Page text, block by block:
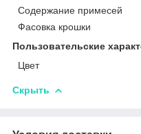
Содержание примесей
Фасовка крошки
Пользовательские
Цвет
Скрыть